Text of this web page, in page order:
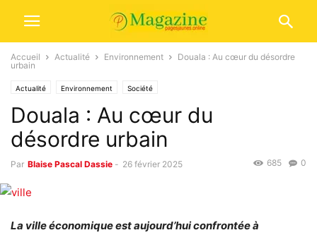
Accueil Actualité Environnement
Douala : Au cœur du désordre
urbain
Actualité Environnement Société
Douala : Au cœur du
désordre urbain
Par Blaise Pascal Dassie - 26 février 2025 0
685
La ville économique est aujourd’hui confrontée à